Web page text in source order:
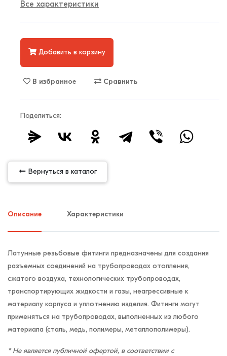
Все характеристики
Добавить в корзину
В избранное Сравнить
Поделиться:
Вернуться в каталог
Описание Характеристики
Латунные резьбовые фитинги предназначены для создания
разъемных соединений на трубопроводах отопления,
сжатого воздуха, технологических трубопроводах,
транспортирующих жидкости и газы, неагрессивные к
материалу корпуса и уплотнению изделия. Фитинги могут
применяться на трубопроводах, выполненных из любого
материала (сталь, медь, полимеры, металлополимеры).
* Не является публичной офертой, в соответствии с